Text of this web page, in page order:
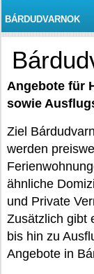
BÁRDUDVARNOK
Angebote für
sowie
Ziel
werden
ähnliche
und Private
Zusätzlich gibt
bis hin zu
Angebote in